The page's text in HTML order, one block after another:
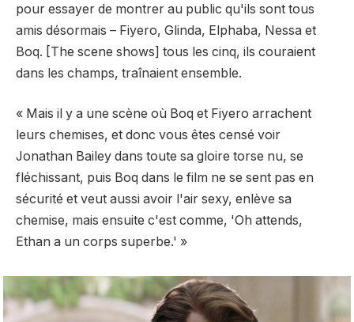
pour essayer de montrer au public qu'ils sont tous
amis désormais – Fiyero, Glinda, Elphaba, Nessa et
Boq. [The scene shows] tous les cinq, ils couraient
dans les champs, traînaient ensemble.
« Mais il y a une scène où Boq et Fiyero arrachent
leurs chemises, et donc vous êtes censé voir
Jonathan Bailey dans toute sa gloire torse nu, se
fléchissant, puis Boq dans le film ne se sent pas en
sécurité et veut aussi avoir l'air sexy, enlève sa
chemise, mais ensuite c'est comme, 'Oh attends,
Ethan a un corps superbe.' »